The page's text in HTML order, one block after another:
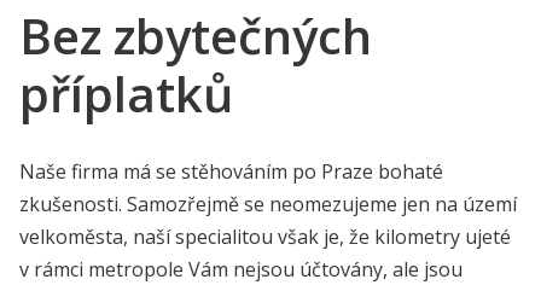
Bez zbytečných
příplatků
Naše firma má se stěhováním po Praze bohaté
zkušenosti. Samozřejmě se neomezujeme jen na území
velkoměsta, naší specialitou však je, že kilometry ujeté
v rámci metropole Vám nejsou účtovány, ale jsou